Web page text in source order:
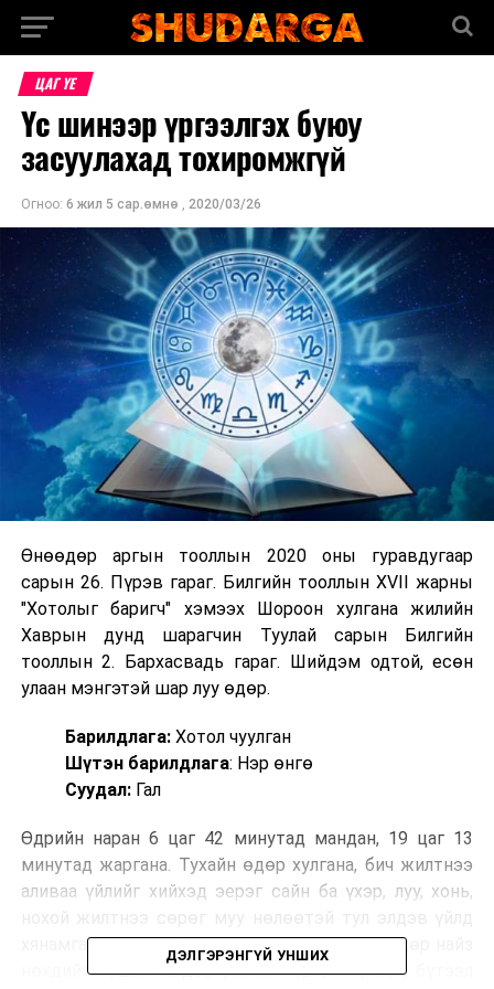
ЦАГ ҮЕ
Үс шинээр үргээлгэх буюу
засуулахад тохиромжгүй
Огноо: 6 жил 5 сар.өмнө , 2020/03/26
Өнөөдөр аргын тооллын 2020 оны гуравдугаар
сарын 26. Пүрэв гараг. Билгийн тооллын XVII жарны
"Хотолыг баригч" хэмээх Шороон хулгана жилийн
Хаврын дунд шарагчин Туулай сарын Билгийн
тооллын 2. Бархасвадь гараг. Шийдэм одтой, есөн
улаан мэнгэтэй шар луу өдөр.
Барилдлага: Хотол чуулган
Шүтэн барилдлага: Нэр өнгө
Суудал: Гал
Өдрийн наран 6 цаг 42 минутад мандан, 19 цаг 13
минутад жаргана. Тухайн өдөр хулгана, бич жилтнээ
аливаа үйлийг хийхэд эерэг сайн ба үхэр, луу, хонь,
хянамгай хандаж, биеэ энхрийлүүштэй. Эл өдөр найз
нөхдийг түшиж элдэв үйлийг түргэн бүтээх, бүтээл
ДЭЛГЭРЭНГҮЙ УНШИХ